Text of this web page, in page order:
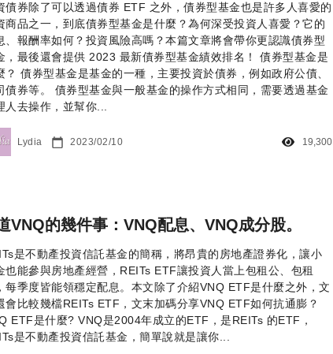
債券除了可以透過債券 ETF 之外，債券型基金也是許多人喜愛的
商品之一，到底債券型基金是什麼？為何深受投資人喜愛？它的
、報酬率如何？投資風險高嗎？本篇文章將會帶你更認識債券型
，最後還會提供 2023 最新債券型基金績效排名！ 債券型基金是
？ 債券型基金是基金的一種，主要投資於債券，例如政府公債、
債券等。 債券型基金與一般基金的操作方式相同，需要透過基金
人去操作，並幫你...
Lydia 2023/02/10 19,300
的幾件事：VNQ配息、VNQ成分股。
是不動產投資信託基金的簡稱，將昂貴的房地產證券化，讓小
也能參與房地產經營，REITs ETF讓投資人當上包租公、包租
每季度皆能領穩定配息。本文除了介紹VNQ ETF是什麼之外，文
會比較幾檔REITs ETF，文末加碼分享VNQ ETF如何抗通膨？
ETF是什麼? VNQ是2004年成立的ETF，是REITs 的ETF，
是不動產投資信託基金，簡單說就是讓你...